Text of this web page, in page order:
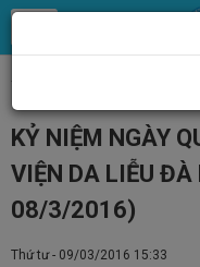
KỶ NIỆM NGÀY
VIỆN DA LIỄU
08/3/2016)
Thứ tư - 09/03/2016 15:33